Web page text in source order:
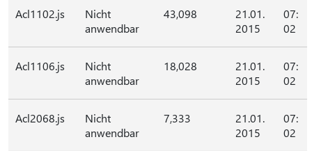
Acl1102.js
Nicht
anwendbar
43,098
21.01.
2015
07:
02
Acl1106.js
Nicht
anwendbar
18,028
21.01.
2015
07:
02
Acl2068.js
Nicht
anwendbar
7,333
21.01.
2015
07:
02